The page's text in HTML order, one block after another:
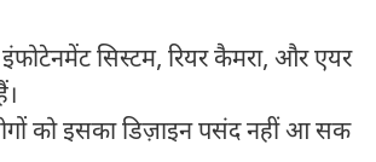
इंफोटेनमेंट सिस्टम, रियर कैमरा, और एयर
को इसका डिज़ाइन पसंद नहीं आ सक